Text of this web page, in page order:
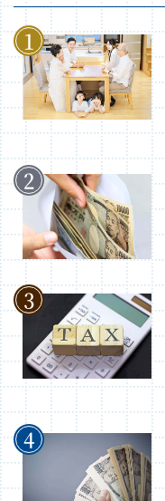
相続税の基礎知識（1）